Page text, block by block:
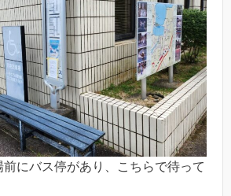
にバス停があり、こちらで待って